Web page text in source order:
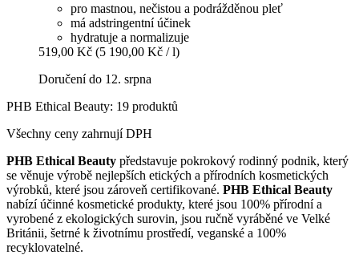
pro mastnou, nečistou a podrážděnou pleť
má adstringentní účinek
hydratuje a normalizuje
519,00 Kč (5 190,00 Kč / l)
Doručení do 12. srpna
PHB Ethical Beauty: 19 produktů
Všechny ceny zahrnují DPH
PHB Ethical Beauty představuje pokrokový rodinný podnik, který
se věnuje výrobě nejlepších etických a přírodních kosmetických
výrobků, které jsou zároveň certifikované. PHB Ethical Beauty
nabízí účinné kosmetické produkty, které jsou 100% přírodní a
vyrobené z ekologických surovin, jsou ručně vyráběné ve Velké
Británii, šetrné k životnímu prostředí, veganské a 100%
recyklovatelné.